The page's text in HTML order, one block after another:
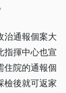
治通報個案大
指揮中心也宣
住院的通報個
檢後就可返家